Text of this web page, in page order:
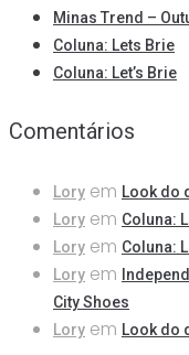
Minas Trend –
Coluna: Lets Brie
Coluna: Let’s Brie
Comentários
Lory em Look do
Lory em Coluna:
Lory em Coluna:
Lory em
City Shoes
Lory em Look do